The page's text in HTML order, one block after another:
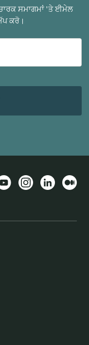
ਸਮਾਗਮਾਂ 'ਤੇ ਈਮੇਲ
ਕਰੋ।